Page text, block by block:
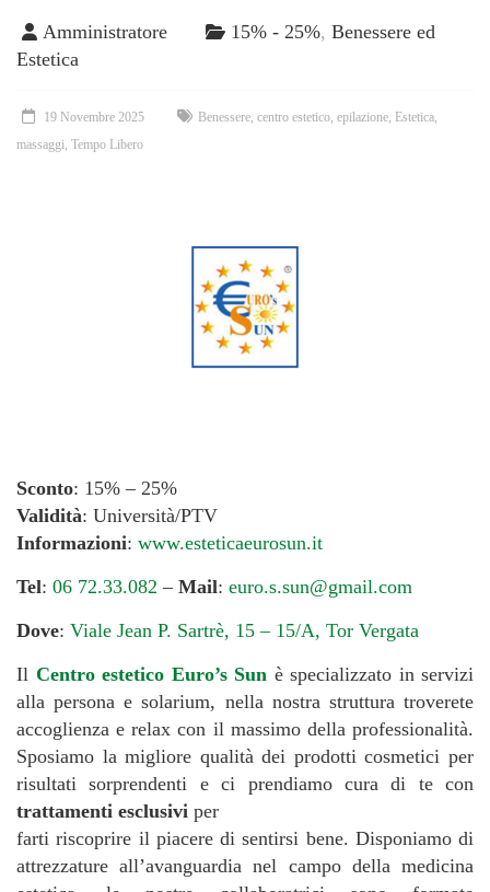
Amministratore 15% - 25%, Benessere ed
Estetica
19 Novembre 2025 Benessere centro estetico epilazione Estetica
massaggi Tempo Libero
Sconto: 15% – 25%
Validità: Università/PTV
Informazioni: www.esteticaeurosun.it
Tel: 06 72.33.082 – Mail: euro.s.sun@gmail.com
Dove: Viale Jean P. Sartrè, 15 – 15/A, Tor Vergata
Il Centro estetico Euro’s Sun è specializzato in servizi
alla persona e solarium, nella nostra struttura troverete
accoglienza e relax con il massimo della professionalità.
Sposiamo la migliore qualità dei prodotti cosmetici per
risultati sorprendenti e ci prendiamo cura di te con
trattamenti esclusivi per
farti riscoprire il piacere di sentirsi bene. Disponiamo di
attrezzature all’avanguardia nel campo della medicina